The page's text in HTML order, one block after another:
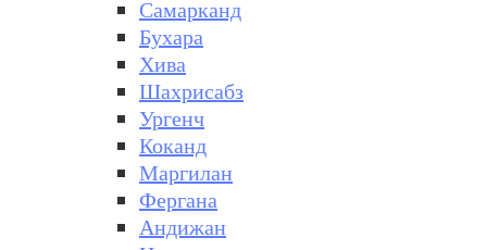
Самарканд
Бухара
Хива
Шахрисабз
Ургенч
Коканд
Маргилан
Фергана
Андижан